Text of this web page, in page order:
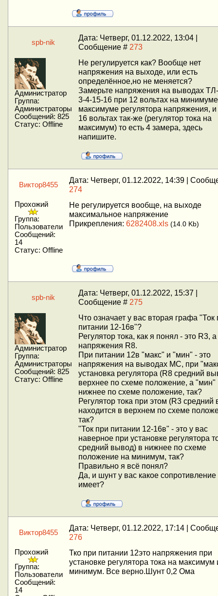
spb-nik
Дата: Четверг, 01.12.2022, 13:04 |
Сообщение # 273
Администратор
Группа:
Администраторы
Сообщений: 825
Статус: Offline
Не регулируется как? Вообще нет
напряжения на выходе, или есть
определённое,но не меняется?
Замерьте напряжения на выводах
3-4-15-16 при 12 вольтах на
максимуме регулятора напряжения,
16 вольтах так-же (регулятор тока на
максимум) то есть 4 замера, здесь
напишите.
Виктор8455
Дата: Четверг, 01.12.2022, 14:39 |
274
Прохожий
Группа:
Пользователи
Сообщений:
14
Статус: Offline
Не регулируется вообще, на выходе
максимальное напряжение
Прикрепления: 6282408.xls (14.0 Kb)
spb-nik
Дата: Четверг, 01.12.2022, 15:37 |
Сообщение # 275
Администратор
Группа:
Администраторы
Сообщений: 825
Статус: Offline
Что означает у вас вторая графа "Ток
питании 12-16в"?
Регулятор тока, как я понял - это R3, а
напряжения R8.
При питании 12в "макс" и "мин" - это
напряжения на выводах МС, при
установка регулятора (R8 средний
верхнее по схеме положение, а "мин"
нижнее по схеме положение, так?
Регулятор тока при этом (R3 средний
находится в верхнем по схеме
так?
"Ток при питании 12-16в" - это у вас
наверное при установке регулятора
средний вывод) в нижнее по схеме
положение на минимум, так?
Правильно я всё понял?
Да, и шунт у вас какое сопротивление
имеет?
Виктор8455
Дата: Четверг, 01.12.2022, 17:14 |
276
Прохожий
Группа:
Пользователи
Сообщений:
14
Тко при питании 12это напряжения при
установке регулятора тока на максимум
минимум. Все верно.Шунт 0,2 Ома